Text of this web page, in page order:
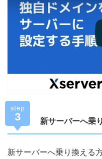
step
3 新サーバーへ乗
新サーバーへ乗り換える